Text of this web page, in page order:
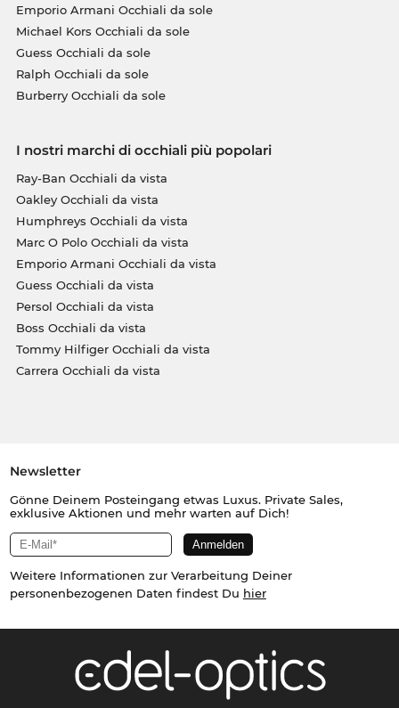
Emporio Armani Occhiali da sole
Michael Kors Occhiali da sole
Guess Occhiali da sole
Ralph Occhiali da sole
Burberry Occhiali da sole
I nostri marchi di occhiali più popolari
Ray-Ban Occhiali da vista
Oakley Occhiali da vista
Humphreys Occhiali da vista
Marc O Polo Occhiali da vista
Emporio Armani Occhiali da vista
Guess Occhiali da vista
Persol Occhiali da vista
Boss Occhiali da vista
Tommy Hilfiger Occhiali da vista
Carrera Occhiali da vista
Newsletter
Gönne Deinem Posteingang etwas Luxus. Private Sales,
exklusive Aktionen und mehr warten auf Dich!
Weitere Informationen zur Verarbeitung Deiner
personenbezogenen Daten findest Du hier